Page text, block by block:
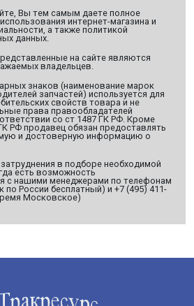
Вы тем самым даете полное
интернет-магазина и
а также политикой
данных.
на сайте являются
владельцев.
знаков (наименование марок
запчастей) используется для
свойств товара и не
права правообладателей
со ст 1487 ГК РФ. Кроме
РФ продавец обязан предоставлять
и достоверную информацию о
в подборе необходимой
есть возможность
с нашими менеджерами по телефонам
по России бесплатный) и +7 (495) 411-
Московское)